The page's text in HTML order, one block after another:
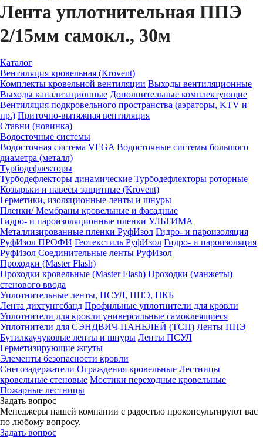
Лента уплотнительная ППЭ
2/15мм самокл., 30м
Каталог
Вентиляция кровельная (Krovent)
Комплекты кровельной вентиляции Выходы вентиляционные
Выходы канализационные Дополнительные комплектующие
Вентиляция подкровельного пространства (аэраторы, KTV и
пр.) Приточно-вытяжная вентиляция
Ставни (новинка)
Водосточные системы
Водосточная система VEGA Водосточные системы большого
диаметра (металл)
Турбодефлекторы
Турбодефлекторы динамические Турбодефлекторы роторные
Козырьки и навесы защитные (Krovent)
Герметики, изоляционные ленты и шнуры
Пленки/ Мембраны кровельные и фасадные
Гидро- и пароизоляционные пленки УЛЬТИМА
Металлизированные пленки РуфИзол Гидро- и пароизоляция
РуфИзол ПРОФИ Геотекстиль РуфИзол Гидро- и пароизоляция
РуфИзол Соединительные ленты РуфИзол
Проходки (Master Flash)
Проходки кровельные (Master Flash) Проходки (манжеты)
стенового ввода
Уплотнительные ленты, ПСУЛ, ППЭ, ПКБ
Лента дихтунгсбанд Профильные уплотнители для кровли
Уплотнители для кровли универсальные самоклеящиеся
Уплотнители для СЭНДВИЧ-ПАНЕЛЕЙ (ТСП) Ленты ППЭ
Бутилкаучуковые ленты и шнуры Ленты ПСУЛ
Герметизирующие жгуты
Элементы безопасности кровли
Снегозадержатели Ограждения кровельные Лестницы
кровельные стеновые Мостики переходные кровельные
Пожарные лестницы
Задать вопрос
Менеджеры нашей компании с радостью проконсультируют вас
по любому вопросу.
Задать вопрос